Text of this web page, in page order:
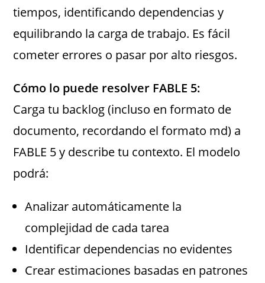
tiempos, identificando dependencias y
equilibrando la carga de trabajo. Es fácil
cometer errores o pasar por alto riesgos.
Cómo lo puede resolver FABLE 5:
Carga tu backlog (incluso en formato de
documento, recordando el formato md) a
FABLE 5 y describe tu contexto. El modelo
podrá:
Analizar automáticamente la
complejidad de cada tarea
Identificar dependencias no evidentes
Crear estimaciones basadas en patrones